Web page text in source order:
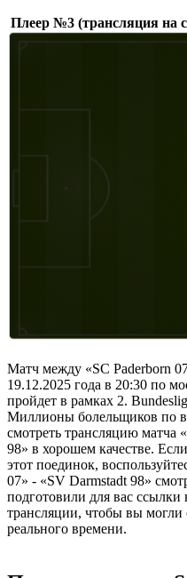
Плеер №3 (трансляция на
Матч между «SC Paderborn
19.12.2025 года в 20:30 по
пройдет в рамках 2.
Миллионы болельщиков по
смотреть трансляцию матча
98» в хорошем качестве.
этот поединок,
07» - «SV Darmstadt 98»
подготовили для вас ссылки
трансляции, чтобы вы могли
реального времени.